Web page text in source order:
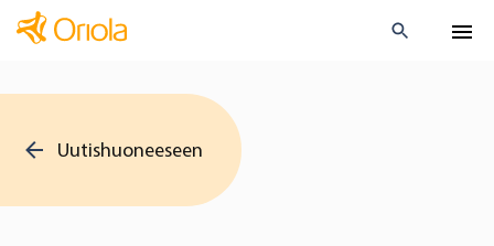
Uutishuoneeseen